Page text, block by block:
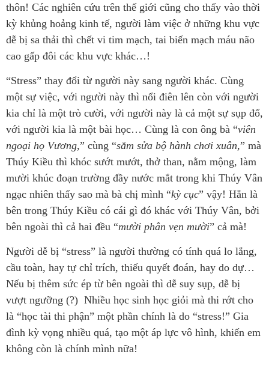
thôn! Các nghiên cứu trên thế giới cũng cho thấy vào thời
kỳ khủng hoảng kinh tế, người làm việc ở những khu vực
dễ bị sa thải thì chết vi tim mạch, tai biến mạch máu não
cao gấp đôi các khu vực khác…!
“Stress” thay đổi từ người này sang người khác. Cùng
một sự việc, với người này thì nổi điên lên còn với người
kia chỉ là một trò cười, với người này là cả một sự sụp đổ,
với người kia là một bài học… Cùng là con ông bà “viên
ngoại họ Vương,” cùng “sắm sửa bộ hành chơi xuân,” mà
Thúy Kiều thì khóc sướt mướt, thở than, nằm mộng, làm
mười khúc đoạn trường đầy nước mắt trong khi Thúy Vân
ngạc nhiên thấy sao mà bà chị mình “kỳ cục” vậy! Hẳn là
bên trong Thúy Kiều có cái gì đó khác với Thúy Vân, bởi
bên ngoài thì cả hai đều “mười phân vẹn mười” cả mà!
Người dễ bị “stress” là người thường có tính quá lo lắng,
cầu toàn, hay tự chỉ trích, thiếu quyết đoán, hay do dự…
Nếu bị thêm sức ép từ bên ngoài thì dễ suy sụp, dễ bị
vượt ngưỡng (?) Nhiều học sinh học giỏi mà thi rớt cho
là “học tài thi phận” một phần chính là do “stress!” Gia
đình kỳ vọng nhiều quá, tạo một áp lực vô hình, khiến em
không còn là chính mình nữa!